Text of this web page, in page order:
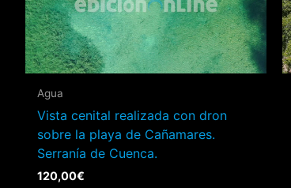
Agua
Vista cenital realizada con dron
sobre la playa de Cañamares.
Serranía de Cuenca.
120,00€